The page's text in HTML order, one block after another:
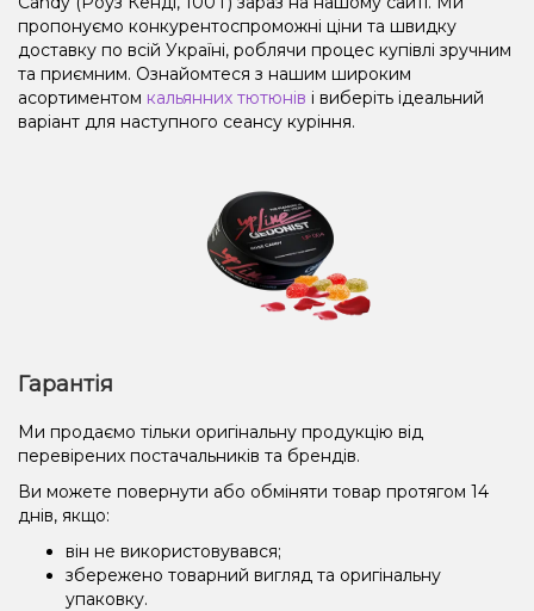
пропонуємо конкурентоспроможні ціни та швидку
доставку по всій Україні, роблячи процес купівлі зручним
та приємним. Ознайомтеся з нашим широким
асортиментом кальянних тютюнів і виберіть ідеальний
варіант для наступного сеансу куріння.
Гарантія
Ми продаємо тільки оригінальну продукцію від
перевірених постачальників та брендів.
Ви можете повернути або обміняти товар протягом 14
днів, якщо:
він не використовувався;
збережено товарний вигляд та оригінальну
упаковку.